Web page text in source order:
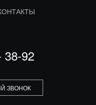
38-92
ЗВОНОК